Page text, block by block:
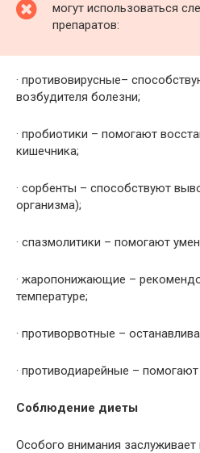
могут использоваться
препаратов:
· противовирусные–
возбудителя болезни;
· пробиотики – помогают
кишечника;
· сорбенты – способствуют
организма);
· спазмолитики – помогают
· жаропонижающие –
температуре;
· противорвотные –
· противодиарейные –
Соблюдение диеты
Особого внимания